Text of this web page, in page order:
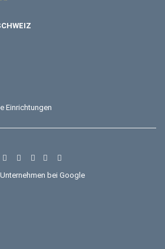
Einrichtungen
bei Google